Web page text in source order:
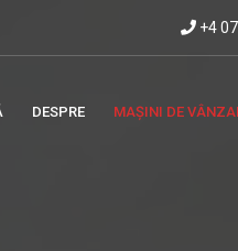
+4
DESPRE MAȘINI DE